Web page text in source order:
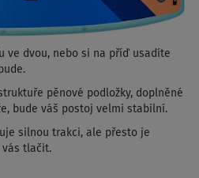
ve dvou, nebo si na příď usadíte
pěnové podložky, doplněné
bude váš postoj velmi stabilní.
silnou trakci, ale přesto je
vás tlačit.